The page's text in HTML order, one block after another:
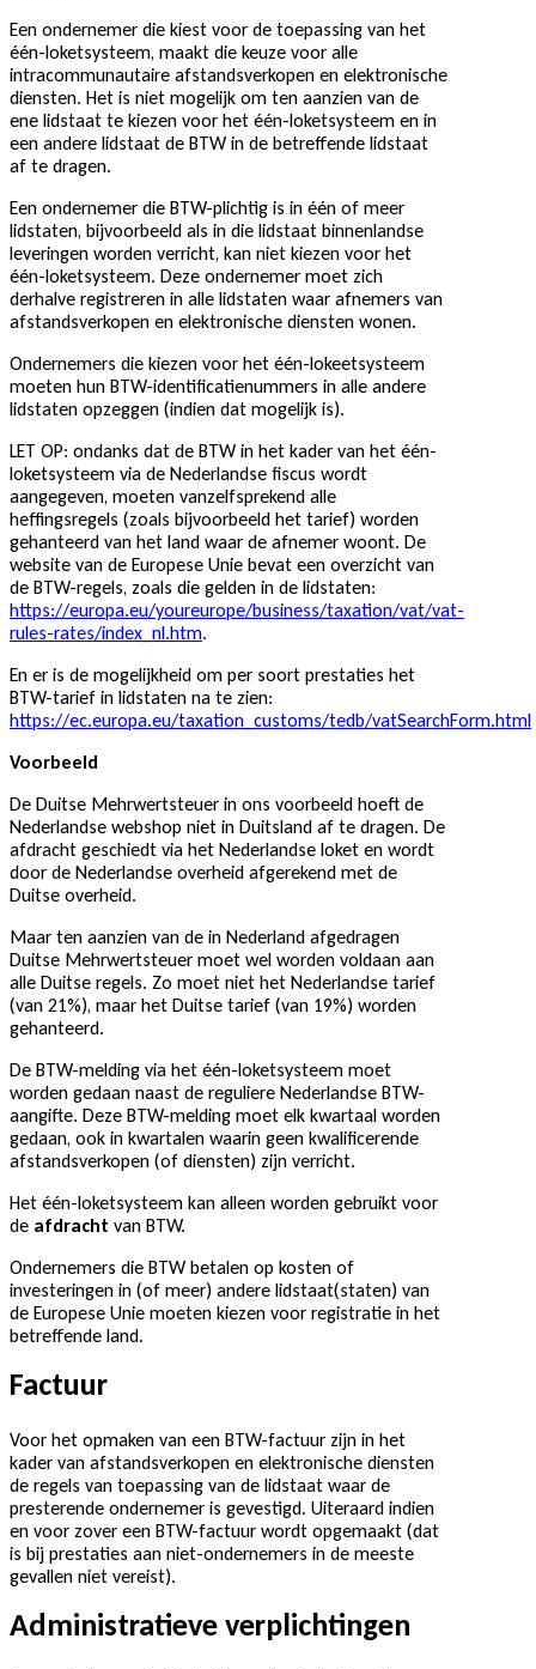
Een ondernemer die kiest voor de toepassing van het
één-loketsysteem, maakt die keuze voor alle
intracommunautaire afstandsverkopen en elektronische
diensten. Het is niet mogelijk om ten aanzien van de
ene lidstaat te kiezen voor het één-loketsysteem en in
een andere lidstaat de BTW in de betreffende lidstaat
af te dragen.
Een ondernemer die BTW-plichtig is in één of meer
lidstaten, bijvoorbeeld als in die lidstaat binnenlandse
leveringen worden verricht, kan niet kiezen voor het
één-loketsysteem. Deze ondernemer moet zich
derhalve registreren in alle lidstaten waar afnemers van
afstandsverkopen en elektronische diensten wonen.
Ondernemers die kiezen voor het één-lokeetsysteem
moeten hun BTW-identificatienummers in alle andere
lidstaten opzeggen (indien dat mogelijk is).
LET OP: ondanks dat de BTW in het kader van het één-
loketsysteem via de Nederlandse fiscus wordt
aangegeven, moeten vanzelfsprekend alle
heffingsregels (zoals bijvoorbeeld het tarief) worden
gehanteerd van het land waar de afnemer woont. De
website van de Europese Unie bevat een overzicht van
de BTW-regels, zoals die gelden in de lidstaten:
https://europa.eu/youreurope/business/taxation/vat/vat-
rules-rates/index_nl.htm.
En er is de mogelijkheid om per soort prestaties het
BTW-tarief in lidstaten na te zien:
https://ec.europa.eu/taxation_customs/tedb/vatSearchForm.html
Voorbeeld
De Duitse Mehrwertsteuer in ons voorbeeld hoeft de
Nederlandse webshop niet in Duitsland af te dragen. De
afdracht geschiedt via het Nederlandse loket en wordt
door de Nederlandse overheid afgerekend met de
Duitse overheid.
Maar ten aanzien van de in Nederland afgedragen
Duitse Mehrwertsteuer moet wel worden voldaan aan
alle Duitse regels. Zo moet niet het Nederlandse tarief
(van 21%), maar het Duitse tarief (van 19%) worden
gehanteerd.
De BTW-melding via het één-loketsysteem moet
worden gedaan naast de reguliere Nederlandse BTW-
aangifte. Deze BTW-melding moet elk kwartaal worden
gedaan, ook in kwartalen waarin geen kwalificerende
afstandsverkopen (of diensten) zijn verricht.
Het één-loketsysteem kan alleen worden gebruikt voor
de afdracht van BTW.
Ondernemers die BTW betalen op kosten of
investeringen in (of meer) andere lidstaat(staten) van
de Europese Unie moeten kiezen voor registratie in het
betreffende land.
Factuur
Voor het opmaken van een BTW-factuur zijn in het
kader van afstandsverkopen en elektronische diensten
de regels van toepassing van de lidstaat waar de
presterende ondernemer is gevestigd. Uiteraard indien
en voor zover een BTW-factuur wordt opgemaakt (dat
is bij prestaties aan niet-ondernemers in de meeste
gevallen niet vereist).
Administratieve verplichtingen